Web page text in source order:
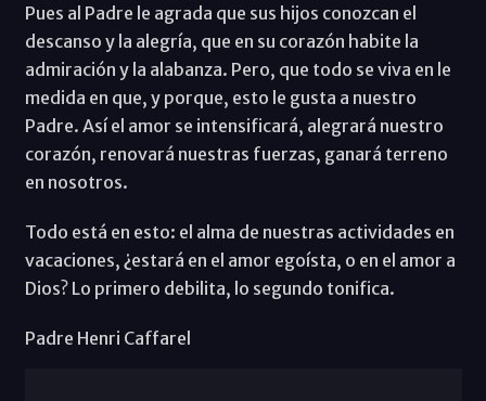
Pues al Padre le agrada que sus hijos conozcan el
descanso y la alegría, que en su corazón habite la
admiración y la alabanza. Pero, que todo se viva en le
medida en que, y porque, esto le gusta a nuestro
Padre. Así el amor se intensificará, alegrará nuestro
corazón, renovará nuestras fuerzas, ganará terreno
en nosotros.
Todo está en esto: el alma de nuestras actividades en
vacaciones, ¿estará en el amor egoísta, o en el amor a
Dios? Lo primero debilita, lo segundo tonifica.
Padre Henri Caffarel